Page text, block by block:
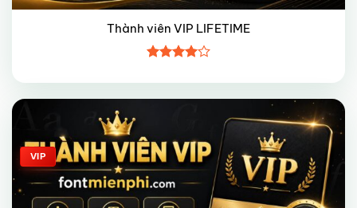
Thành viên VIP LIFETIME
xếp hạng
Giảm giá!
VIP